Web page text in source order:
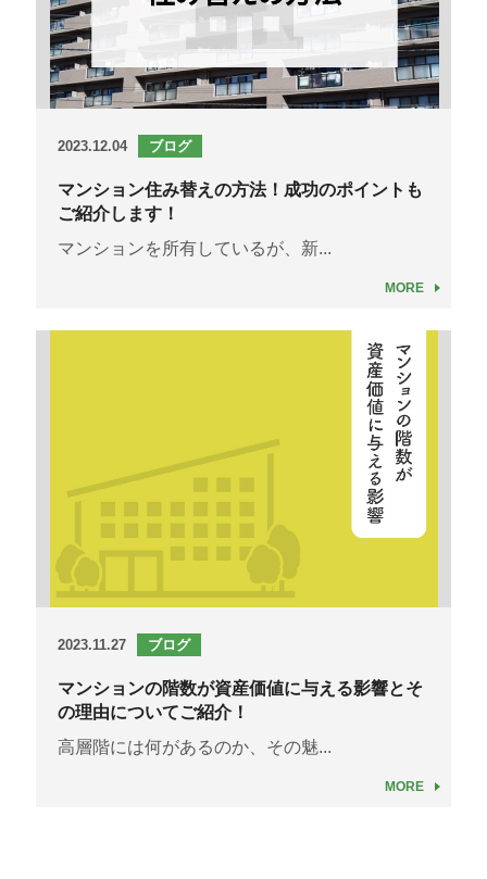
2023.12.04 ブログ
マンション住み替えの方法！成功のポイントも
ご紹介します！
マンションを所有しているが、新...
MORE
2023.11.27 ブログ
マンションの階数が資産価値に与える影響とそ
の理由についてご紹介！
高層階には何があるのか、その魅...
MORE